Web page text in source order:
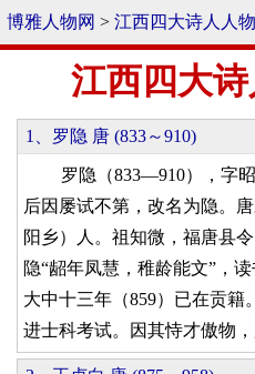
博雅人物网 > 江西四大诗人人
江西四大
1、罗隐 唐 (833～910)
罗隐（833—910），字昭
后因屡试不第，改名为隐。
阳乡）人。祖知微，福唐县
隐“龆年凤慧，稚龄能文”，
大中十三年（859）已在贡籍
进士科考试。因其恃才傲物